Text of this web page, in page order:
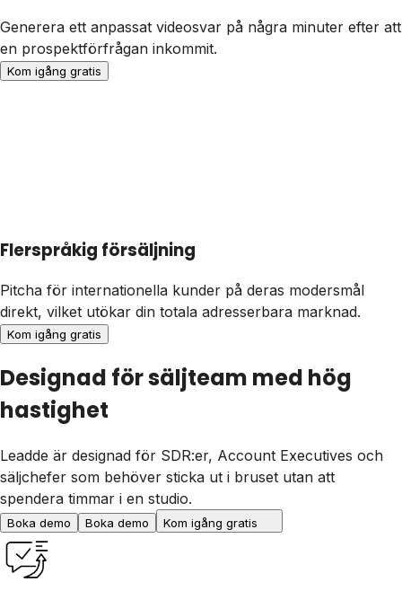
Generera ett anpassat videosvar på några minuter efter att
en prospektförfrågan inkommit.
Kom igång gratis
Flerspråkig försäljning
Pitcha för internationella kunder på deras modersmål
direkt, vilket utökar din totala adresserbara marknad.
Kom igång gratis
Designad för säljteam med hög
hastighet
Leadde är designad för SDR:er, Account Executives och
säljchefer som behöver sticka ut i bruset utan att
spendera timmar i en studio.
Boka demo Boka demo Kom igång gratis